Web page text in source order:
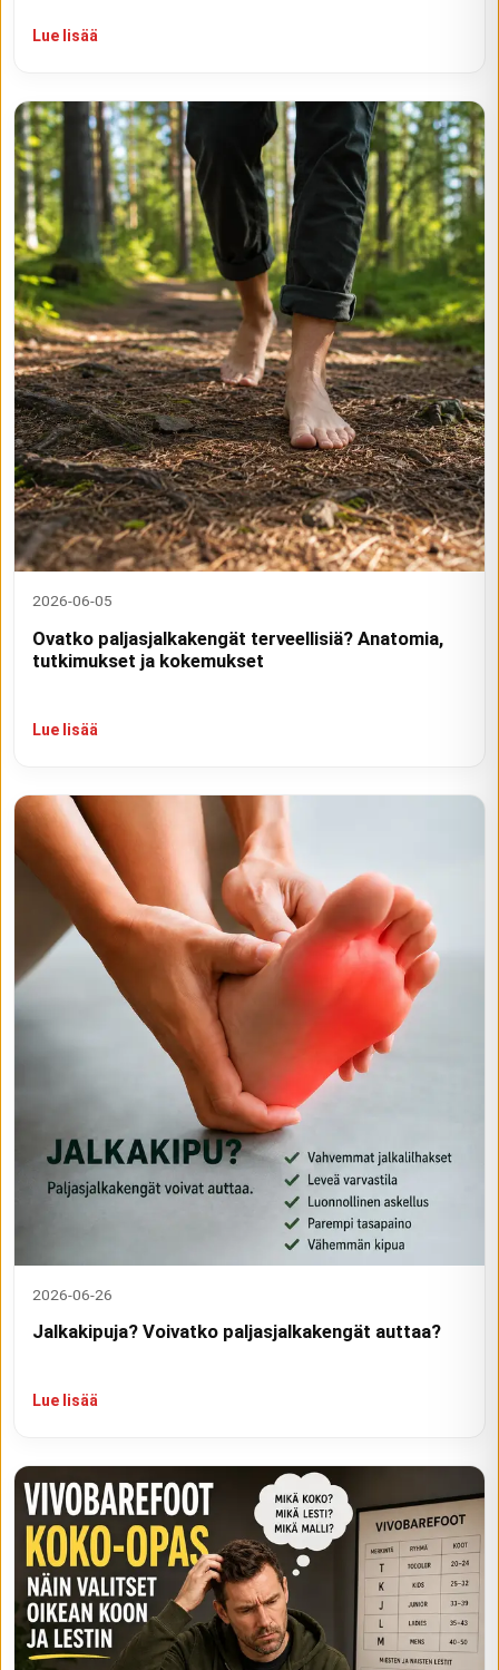
Lue lisää
2026-06-05
Ovatko paljasjalkakengät terveellisiä? Anatomia,
tutkimukset ja kokemukset
Lue lisää
2026-06-26
Jalkakipuja? Voivatko paljasjalkakengät auttaa?
Lue lisää